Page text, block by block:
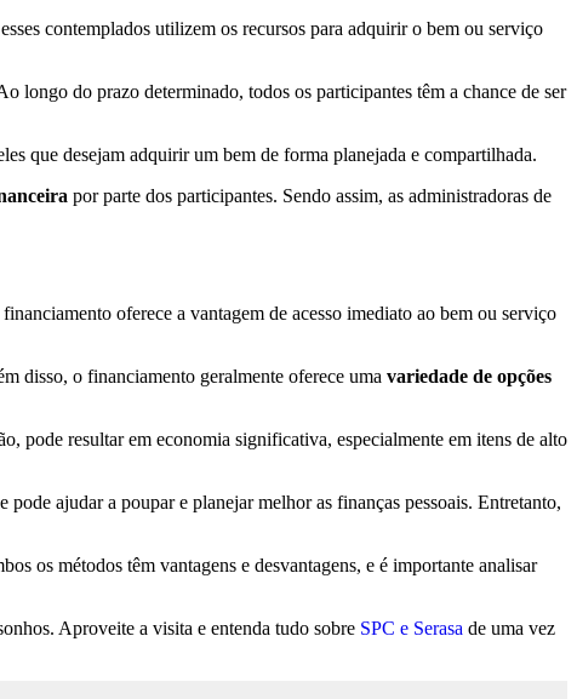
contemplados utilizem os recursos para adquirir o bem ou serviço
longo do prazo determinado, todos os participantes têm a chance de ser
que desejam adquirir um bem de forma planejada e compartilhada.
por parte dos participantes. Sendo assim, as administradoras de
oferece a vantagem de acesso imediato ao bem ou serviço
disso, o financiamento geralmente oferece uma variedade de opções
pode resultar em economia significativa, especialmente em itens de alto
ajudar a poupar e planejar melhor as finanças pessoais. Entretanto,
os métodos têm vantagens e desvantagens, e é importante analisar
Aproveite a visita e entenda tudo sobre SPC e Serasa de uma vez